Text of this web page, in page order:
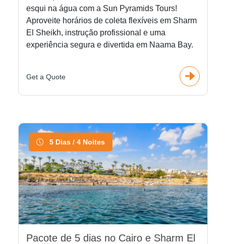
esqui na água com a Sun Pyramids Tours!
Aproveite horários de coleta flexíveis em Sharm
El Sheikh, instrução profissional e uma
experiência segura e divertida em Naama Bay.
Get a Quote
5 Dias / 4 Noites
Pacote de 5 dias no Cairo e Sharm El